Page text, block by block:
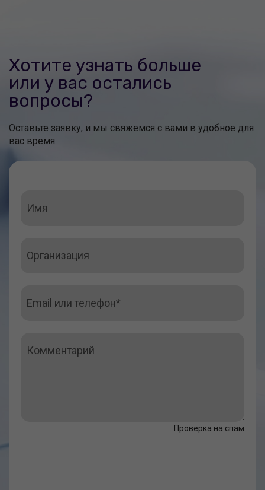
Хотите узнать больше
или у вас остались
вопросы?
Оставьте заявку, и мы свяжемся с вами в удобное для
вас время.
Проверка на спам